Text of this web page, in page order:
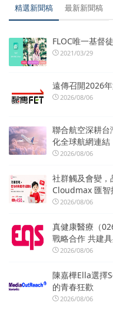
精選新聞稿 最新新聞稿
FLOC唯一基督
2021/03/29
遠傳召開2026
2026/08/06
聯合航空深耕
化全球航網連結
2026/08/06
社群觸及會變，
Cloudmax 匯智
2026/08/06
真健康醫療（
戰略合作 共建
2026/08/06
陳嘉樺Ella選擇
的青春狂歡
2026/08/06